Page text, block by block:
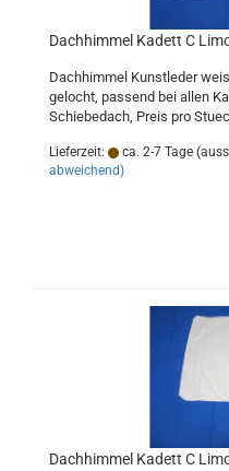
Dachhimmel Kadett C
Dachhimmel Kunstleder
gelocht, passend bei allen
Schiebedach, Preis pro
Lieferzeit: ca. 2-7 Tage
abweichend)
Dachhimmel Kadett C